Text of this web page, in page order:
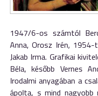
1947/6-os számtól
Anna, Orosz Irén,
Jakab Irma. Grafikai
Béla, később Vernes
Irodalmi anyagában a
ápolta, s mind nagyobb